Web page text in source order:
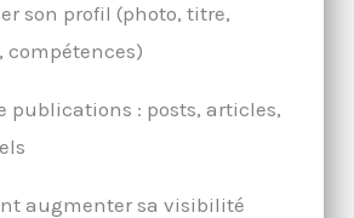
son profil (photo, titre,
compétences)
publications : posts, articles,
augmenter sa visibilité